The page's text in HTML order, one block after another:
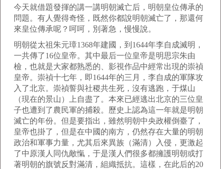
今天就借題發揮的講一講明朝滅亡后，明朝皇位傳承的
問題。有人覺得奇怪，既然你都說明朝滅亡了，那還何
來皇位傳承呢？呵呵，別著急，慢慢說。
明朝從太祖朱元璋1368年建國，到1644年李自成滅明，
一共傳了16位皇帝。其中最后一位皇帝是明思宗朱由
檢，也就是大家都熟悉的、影視作品中經常出現的崇禎
皇帝。崇禎十七年，即1644年的三月，李自成的軍隊攻
入了北京。崇禎誓與社稷共生死，沒有逃跑，于煤山
（現在的景山）上自盡了。本來已經逃出北京的三位皇
子也遭到了農民軍的捕殺。歷史上認為這一年就是明朝
滅亡的年份。但是要指出，雖然明朝中央政權倒臺了，
皇帝也掛了，但是在中國的南方，仍然存在大量的明朝
政治和軍事力量，尤其后來異族（滿清）入侵，更激起
了中原漢人同仇敵愾，于是漢人們很多都擁護明朝或打
著明朝的旗號反對滿清，組織抵抗。這樣，在此后的20